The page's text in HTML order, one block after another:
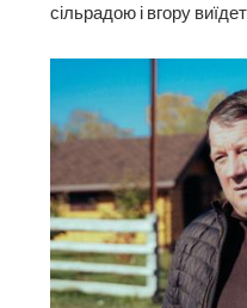
сільрадою і вгору